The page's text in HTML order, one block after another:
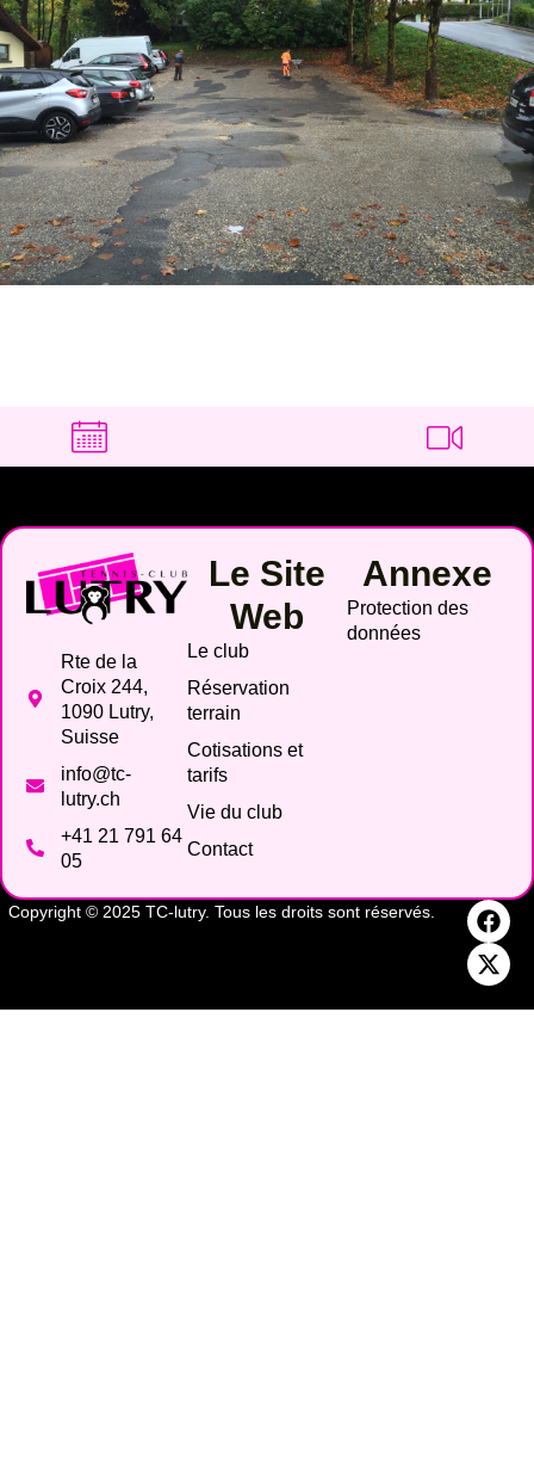
Rte de la
Croix 244,
1090 Lutry,
Suisse
info@tc-
lutry.ch
+41 21 791 64
05
Le Site
Web
Le club
Réservation
terrain
Cotisations et
tarifs
Vie du club
Contact
Annexe
Protection des
données
Copyright © 2025 TC-lutry. Tous les droits sont réservés.